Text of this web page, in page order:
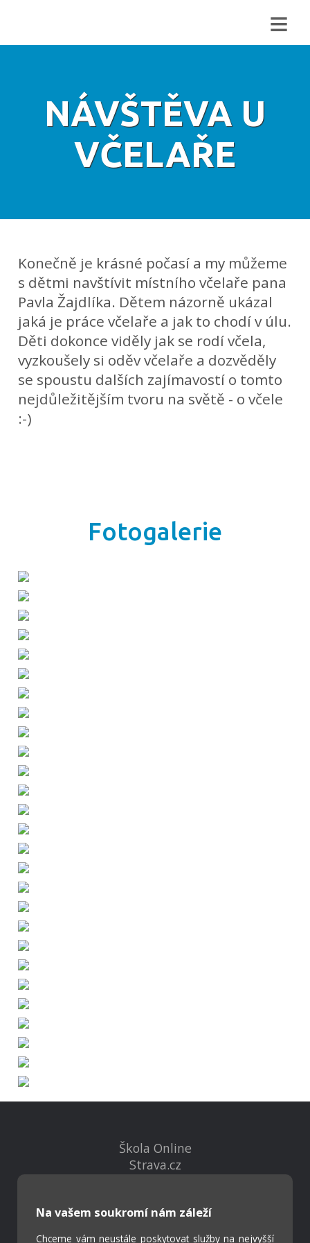
≡
NÁVŠTĚVA U
VČELAŘE
Konečně je krásné počasí a my můžeme
s dětmi navštívit místního včelaře pana
Pavla Žajdlíka. Dětem názorně ukázal
jaká je práce včelaře a jak to chodí v úlu.
Děti dokonce viděly jak se rodí včela,
vyzkoušely si oděv včelaře a dozvěděly
se spoustu dalších zajímavostí o tomto
nejdůležitějším tvoru na světě - o včele
:-)
Fotogalerie
Na vašem soukromí nám záleží
Chceme vám neustále poskytovat služby na nejvyšší
Škola Online
Strava.cz
Kontakty